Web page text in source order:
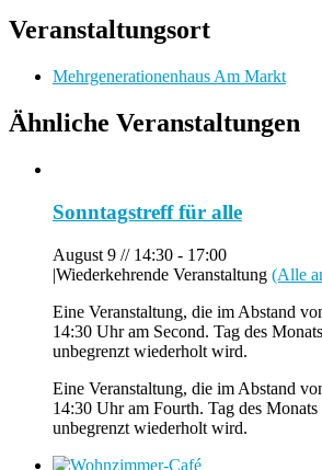
Veranstaltungsort
Mehrgenerationenhaus Am Markt
Ähnliche Veranstaltungen
Sonntagstreff für alle
August 9 // 14:30 - 17:00
|Wiederkehrende Veranstaltung (Alle
Eine Veranstaltung, die im Abstand
14:30 Uhr am Second. Tag des
unbegrenzt wiederholt wird.
Eine Veranstaltung, die im Abstand
14:30 Uhr am Fourth. Tag des Monats
unbegrenzt wiederholt wird.